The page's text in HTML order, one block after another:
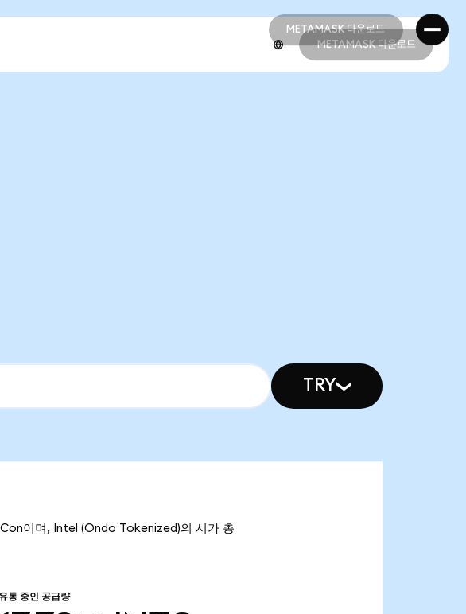
METAMASK 다운로드
METAMASK 다운로드
METAMASK 다운로드
TRY
이며, Intel (Ondo Tokenized)의 시가 총
유통 중인 공급량